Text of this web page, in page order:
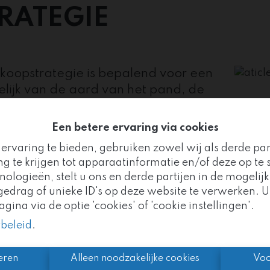
Een betere ervaring via cookies
te bieden, gebruiken zowel wij als derde
te krijgen tot apparaatinformatie en/of deze op te
stelt u ons en derde partijen in de
of unieke ID's op deze website te verwerken.
via de optie 'cookies' of 'cookie instellingen'.
.
Alleen noodzakelijke cookies
is bepalend voor een
van de aard van het pand, de
wij samen met u bespreken welke de
uitgewerkt:
omslag
onze kantoren zodat wij de
wordt, Immo Vivo kan alles tot in de
Goed nieuws!
Vivo maakt nu deel uit van deAltro
we uw vertrouwde partner, met nog meer expertise